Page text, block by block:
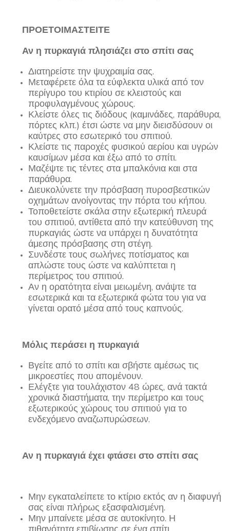
ΠΡΟΕΤΟΙΜΑΣΤΕΙΤΕ
Αν η πυρκαγιά πλησιάζει στο σπίτι σας
Διατηρείστε την ψυχραιμία σας.
Μεταφέρετε όλα τα εύφλεκτα υλικά από τον
περίγυρο του κτιρίου σε κλειστούς και
προφυλαγμένους χώρους.
Κλείστε όλες τις διόδους (καμινάδες, παράθυρα,
πόρτες κλπ.) έτσι ώστε να μην διεισδύσουν οι
καύτρες στο εσωτερικό του σπιτιού.
Κλείστε τις παροχές φυσικού αερίου και υγρών
καυσίμων μέσα και έξω από το σπίτι.
Μαζέψτε τις τέντες στα μπαλκόνια και στα
παράθυρα.
Διευκολύνετε την πρόσβαση πυροσβεστικών
οχημάτων ανοίγοντας την πόρτα του κήπου.
Τοποθετείστε σκάλα στην εξωτερική πλευρά
του σπιτιού, αντίθετα από την κατεύθυνση της
πυρκαγιάς ώστε να υπάρχει η δυνατότητα
άμεσης πρόσβασης στη στέγη.
Συνδέστε τους σωλήνες ποτίσματος και
απλώστε τους ώστε να καλύπτεται η
περίμετρος του σπιτιού.
Αν η ορατότητα είναι μειωμένη, ανάψτε τα
εσωτερικά και τα εξωτερικά φώτα του για να
γίνεται ορατό μέσα από τους καπνούς.
Μόλις περάσει η πυρκαγιά
Βγείτε από το σπίτι και σβήστε αμέσως τις
μικροεστίες που απομένουν.
Ελέγξτε για τουλάχιστον 48 ώρες, ανά τακτά
χρονικά διαστήματα, την περίμετρο και τους
εξωτερικούς χώρους του σπιτιού για το
ενδεχόμενο αναζωπυρώσεων.
Αν η πυρκαγιά έχει φτάσει στο σπίτι σας
Μην εγκαταλείπετε το κτίριο εκτός αν η διαφυγή
σας είναι πλήρως εξασφαλισμένη.
Μην μπαίνετε μέσα σε αυτοκίνητο. Η
πιθανότητα επιβίωσης σε ένα σπίτι